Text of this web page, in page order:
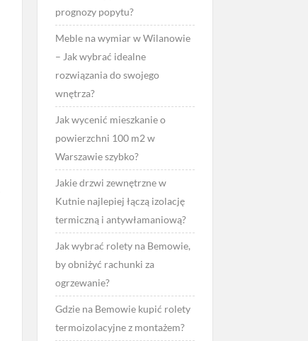
prognozy popytu?
Meble na wymiar w Wilanowie
– Jak wybrać idealne
rozwiązania do swojego
wnętrza?
Jak wycenić mieszkanie o
powierzchni 100 m2 w
Warszawie szybko?
Jakie drzwi zewnętrzne w
Kutnie najlepiej łączą izolację
termiczną i antywłamaniową?
Jak wybrać rolety na Bemowie,
by obniżyć rachunki za
ogrzewanie?
Gdzie na Bemowie kupić rolety
termoizolacyjne z montażem?